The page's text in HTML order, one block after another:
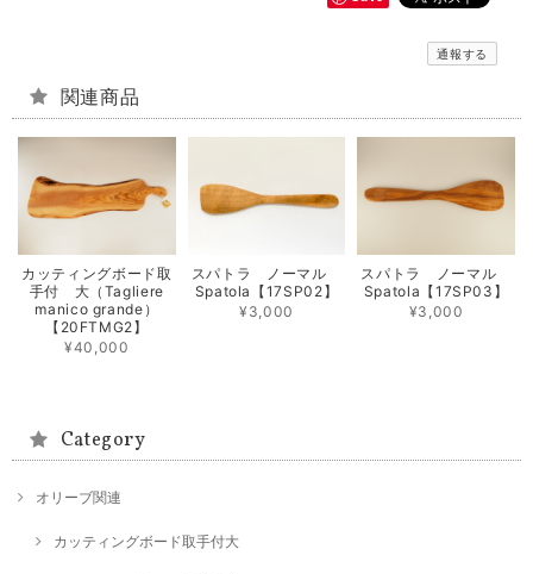
通報する
関連商品
カッティングボード取
手付 大（Tagliere
manico grande）
【20FTMG2】
¥40,000
スパトラ ノーマル
Spatola【17SP02】
¥3,000
スパトラ ノーマル
Spatola【17SP03】
¥3,000
Category
オリーブ関連
カッティングボード取手付大